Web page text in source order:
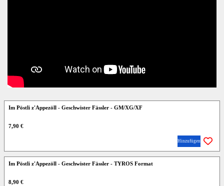
Im Pöstli z'Appezöll - Geschwister Fässler - GM/XG/XF
7,90 €
Hinzufügen
Im Pöstli z'Appezöll - Geschwister Fässler - TYROS Format
8,90 €